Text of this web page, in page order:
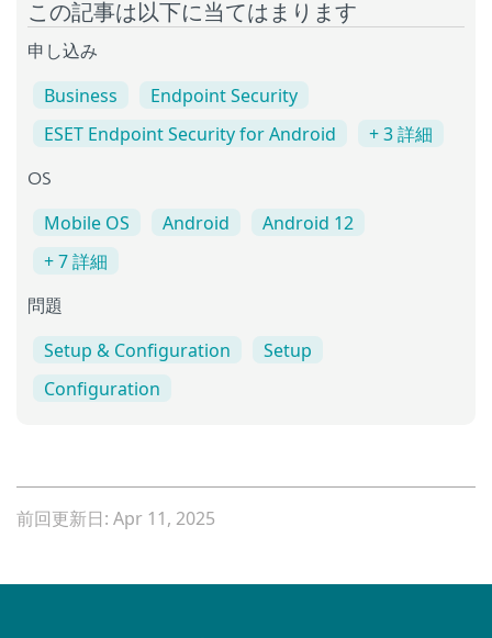
この記事は以下に当てはまります
申し込み
Business
Endpoint Security
ESET Endpoint Security for Android
+ 3 詳細
OS
Mobile OS Android
Android 12
+ 7 詳細
問題
Setup & Configuration
Setup
Configuration
前回更新日: Apr 11, 2025